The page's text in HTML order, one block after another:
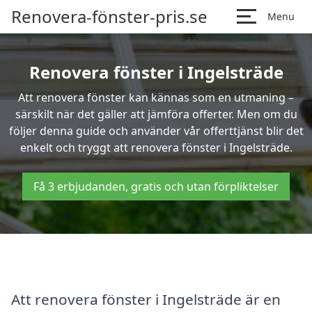
Renovera-fönster-pris.se Menu
Renovera fönster i Ingelsträde
Att renovera fönster kan kännas som en utmaning –
särskilt när det gäller att jämföra offerter. Men om du
följer denna guide och använder vår offerttjänst blir det
enkelt och tryggt att renovera fönster i Ingelsträde.
Få 3 erbjudanden, gratis och utan förpliktelser
Att renovera fönster i Ingelsträde är en